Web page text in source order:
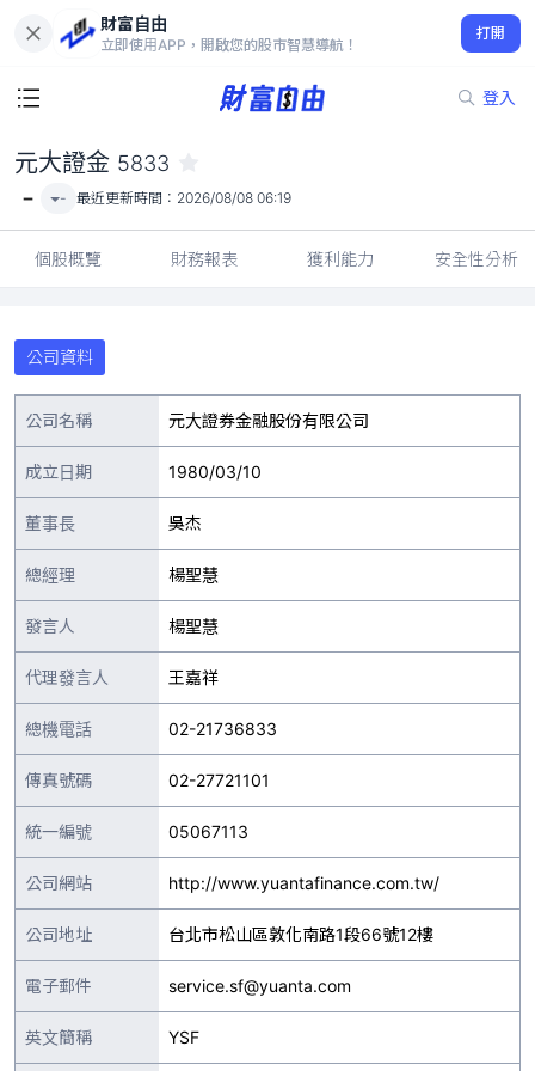
財富自由
立即使用APP，開啟您的股市智慧導航！
打開
登入
-
元大證金 5833
- - 最近更新時間： 2026/08/08 06:19
個股概覽 財務報表 獲利能力 安全性分析
公司資料
公司名稱 元大證券金融股份有限公司
成立日期 1980/03/10
董事長 吳杰
總經理 楊聖慧
發言人 楊聖慧
代理發言人 王嘉祥
總機電話 02-21736833
傳真號碼 02-27721101
統一編號 05067113
公司網站 http://www.yuantafinance.com.tw/
公司地址 台北市松山區敦化南路1段66號12樓
電子郵件 service.sf@yuanta.com
英文簡稱 YSF